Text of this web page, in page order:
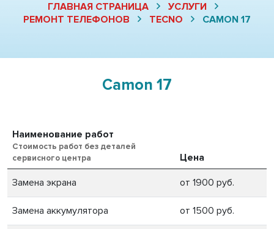
ГЛАВНАЯ СТРАНИЦА
УСЛУГИ
РЕМОНТ ТЕЛЕФОНОВ
TECNO CAMON 17
Camon 17
Наименование работ
Стоимость работ без деталей
сервисного центра
Цена
Замена экрана от 1900 руб.
Замена аккумулятора от 1500 руб.